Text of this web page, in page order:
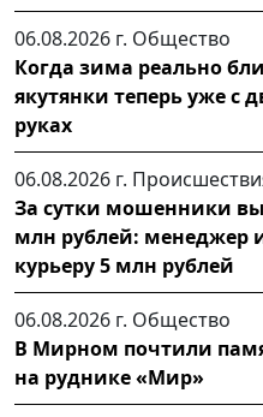
06.08.2026 г. Общество
Когда зима реально
якутянки теперь уже с
руках
06.08.2026 г.
За сутки мошенники
млн рублей: менеджер
курьеру 5 млн рублей
06.08.2026 г. Общество
В Мирном почтили
на руднике «Мир»